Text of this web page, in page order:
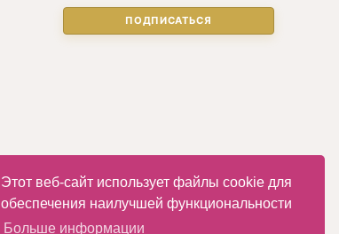
Этот веб-сайт использует файлы cookie для
обеспечения наилучшей функциональности
Больше информации